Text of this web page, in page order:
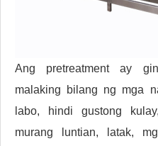
Ang pretreatment ay
malaking bilang ng mga
labo, hindi gustong
murang luntian, latak,